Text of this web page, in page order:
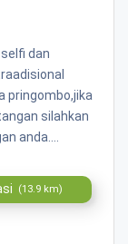
dan
pringombo,jika
silahkan
anda....
(13.9 km)